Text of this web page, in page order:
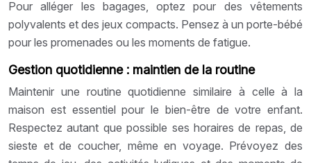
Pour alléger les bagages, optez pour des vêtements
polyvalents et des jeux compacts. Pensez à un porte-bébé
pour les promenades ou les moments de fatigue.
Gestion quotidienne : maintien de la routine
Maintenir une routine quotidienne similaire à celle à la
maison est essentiel pour le bien-être de votre enfant.
Respectez autant que possible ses horaires de repas, de
sieste et de coucher, même en voyage. Prévoyez des